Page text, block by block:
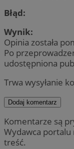
Błąd:
Wynik:
Opinia została
Po
udostępniona
Trwa wysyłanie
Dodaj komentarz
Komentarze są
Wydawca portalu
treść.